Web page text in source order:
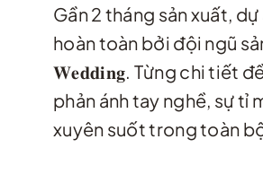
Gần 2 tháng sản xuất,
hoàn toàn bởi đội ngũ
𝐖𝐞𝐝𝐝𝐢𝐧𝐠. Từng chi tiết
phản ánh tay nghề, sự tỉ
xuyên suốt trong toàn